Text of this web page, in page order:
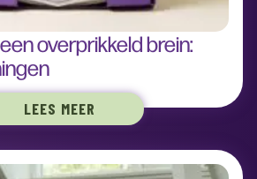
overprikkeld brein:
LEES MEER